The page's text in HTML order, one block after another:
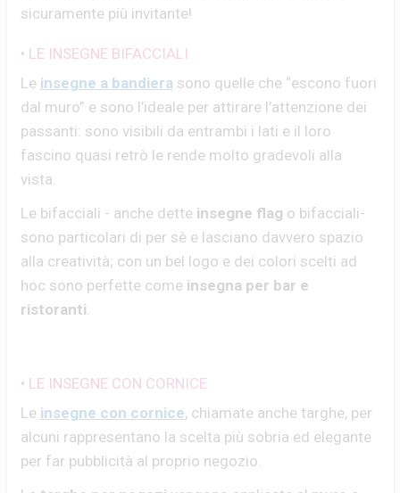
sicuramente più invitante!
• LE INSEGNE BIFACCIALI
Le insegne a bandiera sono quelle che “escono fuori
dal muro” e sono l’ideale per attirare l’attenzione dei
passanti: sono visibili da entrambi i lati e il loro
fascino quasi retrò le rende molto gradevoli alla
vista.
Le bifacciali - anche dette insegne flag o bifacciali-
sono particolari di per sè e lasciano davvero spazio
alla creatività; con un bel logo e dei colori scelti ad
hoc sono perfette come insegna per bar e
ristoranti
• LE INSEGNE CON CORNICE
Le insegne con cornice, chiamate anche targhe, per
alcuni rappresentano la scelta più sobria ed elegante
per far pubblicità al proprio negozio.